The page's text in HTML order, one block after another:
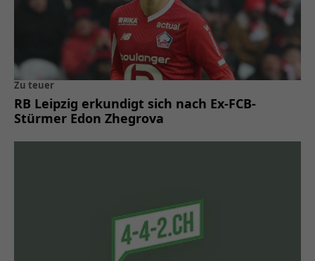
Zu teuer
RB Leipzig erkundigt sich nach Ex-FCB-
Stürmer Edon Zhegrova